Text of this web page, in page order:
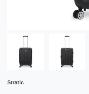
Stratic